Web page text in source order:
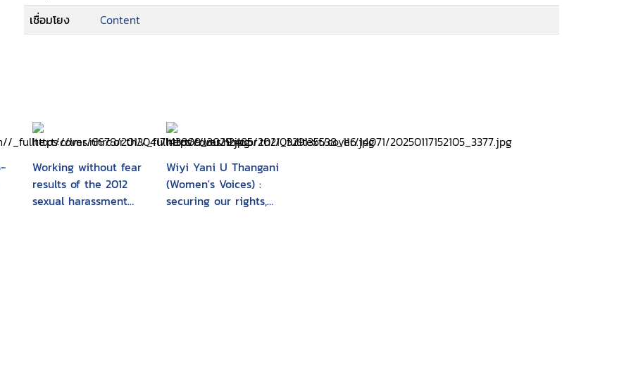
เชื่อมโยง Content
Working without fear
results of the 2012
sexual harassment
Wiyi Yani U Thangani
(Women's Voices) :
securing our rights,